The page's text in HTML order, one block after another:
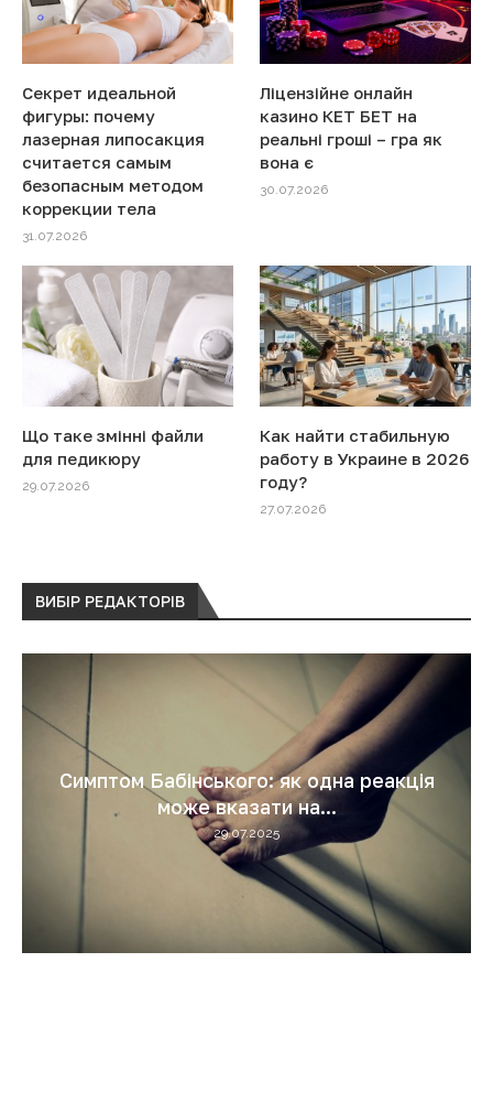
Секрет идеальной
фигуры: почему
лазерная липосакция
считается самым
безопасным методом
коррекции тела
31.07.2026
Ліцензійне онлайн
казино КЕТ БЕТ на
реальні гроші – гра як
вона є
30.07.2026
Що таке змінні файли
для педикюру
29.07.2026
Как найти стабильную
работу в Украине в 2026
году?
27.07.2026
ВИБІР РЕДАКТОРІВ
Симптом Бабінського: як одна реакція
може вказати на...
29.07.2025